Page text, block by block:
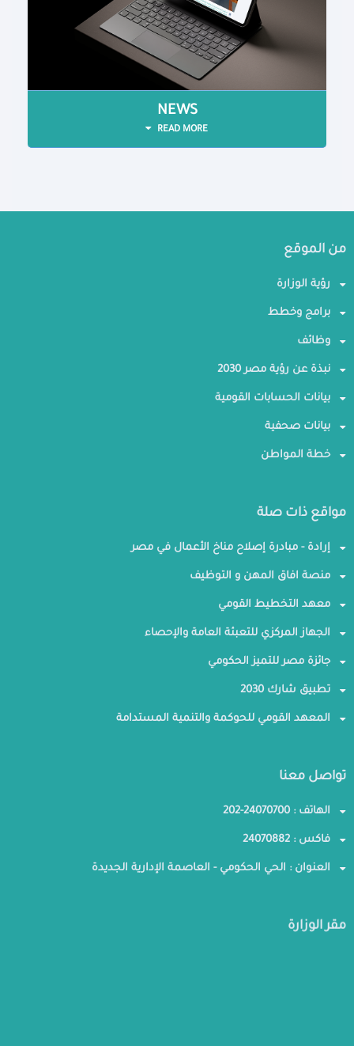
NEWS
READ MORE
من الموقع
رؤية الوزارة
برامج وخطط
وظائف
نبذة عن رؤية مصر 2030
بيانات الحسابات القومية
بيانات صحفية
خطة المواطن
مواقع ذات صلة
إرادة - مبادرة إصلاح مناخ الأعمال في مصر
منصة افاق المهن و التوظيف
معهد التخطيط القومي
الجهاز المركزي للتعبئة العامة والإحصاء
جائزة مصر للتميز الحكومي
تطبيق شارك 2030
المعهد القومي للحوكمة والتنمية المستدامة
تواصل معنا
الهاتف : 24070700-202
فاكس : 24070882
العنوان : الحي الحكومي - العاصمة الإدارية الجديدة
مقر الوزارة